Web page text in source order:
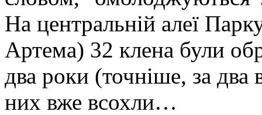
На центральній алеї
Артема) 32 клена були
два роки (точніше, за два
них вже всохли…